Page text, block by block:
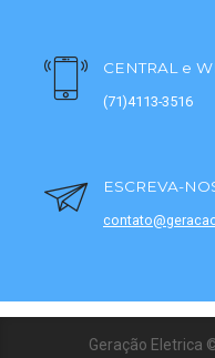
CENTRAL e
(71)4113-3516
ESCREVA-
Geração Eletrica